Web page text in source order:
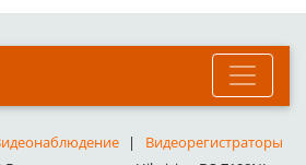
Видеорегистраторы